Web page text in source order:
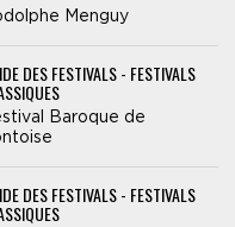
Menguy
DES FESTIVALS - FESTIVALS
Baroque de
DES FESTIVALS - FESTIVALS